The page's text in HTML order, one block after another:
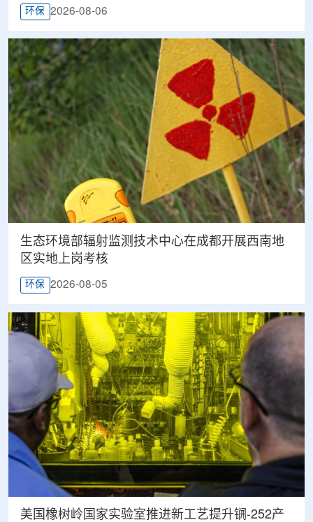
环保 2026-08-06
生态环境部辐射监测技术中心在成都开展西南地
区实地上岗考核
环保 2026-08-05
美国橡树岭国家实验室推进新工艺提升锎-252产